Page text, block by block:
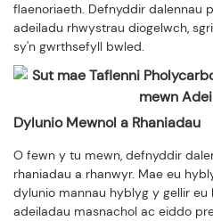
flaenoriaeth. Defnyddir dalennau
adeiladu rhwystrau diogelwch,
sy'n gwrthsefyll bwled.
Dylunio Mewnol a Rhaniadau
O fewn y tu mewn, defnyddir
rhaniadau a rhanwyr. Mae eu
dylunio mannau hyblyg y gellir
adeiladau masnachol ac eiddo